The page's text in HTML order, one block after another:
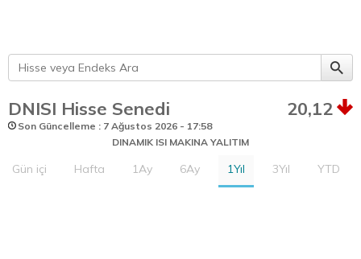
DNISI Hisse Senedi 20,12
Son Güncelleme : 7 Ağustos 2026 - 17:58
DINAMIK ISI MAKINA YALITIM
Gün içi Hafta 1Ay 6Ay 1Yıl 3Yıl YTD